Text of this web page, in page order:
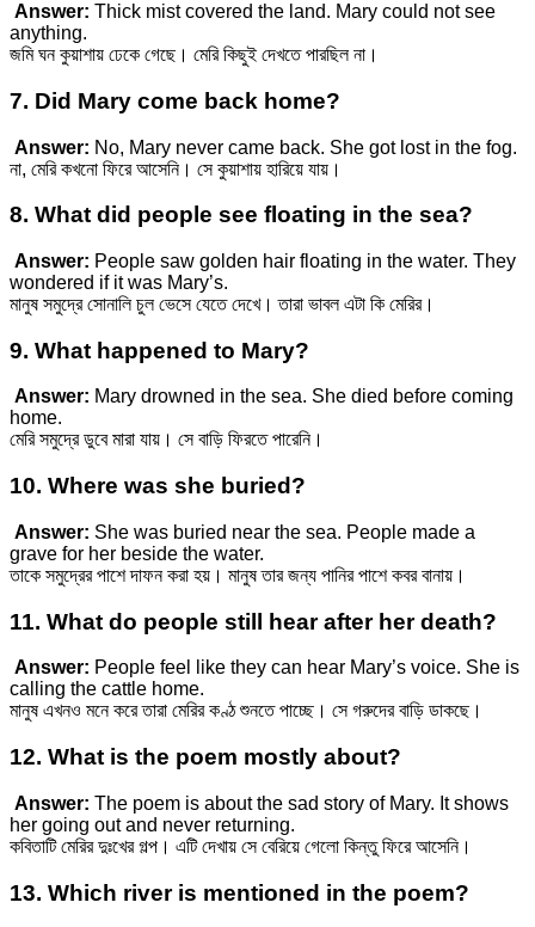
Answer: Thick mist covered the land. Mary could not see
anything.
জমি ঘন কুয়াশায় ঢেকে গেছে। মেরি কিছুই দেখতে পারছিল না।
7. Did Mary come back home?
Answer: No, Mary never came back. She got lost in the fog.
না, মেরি কখনো ফিরে আসেনি। সে কুয়াশায় হারিয়ে যায়।
8. What did people see floating in the sea?
Answer: People saw golden hair floating in the water. They
wondered if it was Mary’s.
মানুষ সমুদ্রে সোনালি চুল ভেসে যেতে দেখে। তারা ভাবল এটা কি মেরির।
9. What happened to Mary?
Answer: Mary drowned in the sea. She died before coming
home.
মেরি সমুদ্রে ডুবে মারা যায়। সে বাড়ি ফিরতে পারেনি।
10. Where was she buried?
Answer: She was buried near the sea. People made a
grave for her beside the water.
তাকে সমুদ্রের পাশে দাফন করা হয়। মানুষ তার জন্য পানির পাশে কবর বানায়।
11. What do people still hear after her death?
Answer: People feel like they can hear Mary’s voice. She is
calling the cattle home.
মানুষ এখনও মনে করে তারা মেরির কণ্ঠ শুনতে পাচ্ছে। সে গরুদের বাড়ি ডাকছে।
12. What is the poem mostly about?
Answer: The poem is about the sad story of Mary. It shows
her going out and never returning.
কবিতাটি মেরির দুঃখের গল্প। এটি দেখায় সে বেরিয়ে গেলো কিন্তু ফিরে আসেনি।
13. Which river is mentioned in the poem?